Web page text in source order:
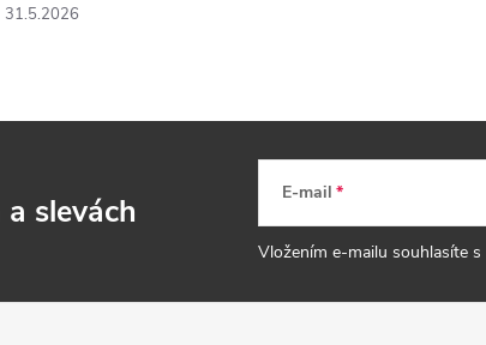
31.5.2026
a slevách E-mail
Vložením e-mailu souhlasíte s